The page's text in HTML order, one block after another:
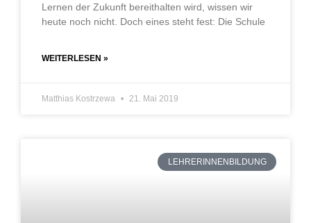
Lernen der Zukunft bereithalten wird, wissen wir
heute noch nicht. Doch eines steht fest: Die Schule
WEITERLESEN »
Matthias Kostrzewa 21. Mai 2019
LEHRERINNENBILDUNG